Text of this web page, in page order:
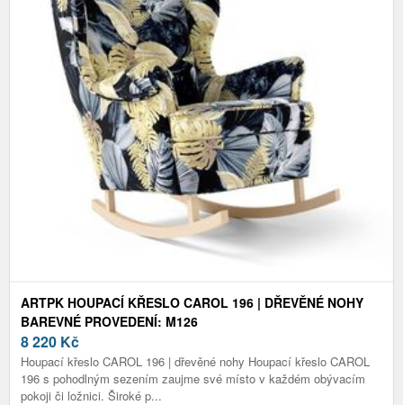
ARTPK HOUPACÍ KŘESLO CAROL 196 | DŘEVĚNÉ NOHY
BAREVNÉ PROVEDENÍ: M126
8 220 Kč
Houpací křeslo CAROL 196 | dřevěné nohy Houpací křeslo CAROL
196 s pohodlným sezením zaujme své místo v každém obývacím
pokoji či ložnici. Široké p...